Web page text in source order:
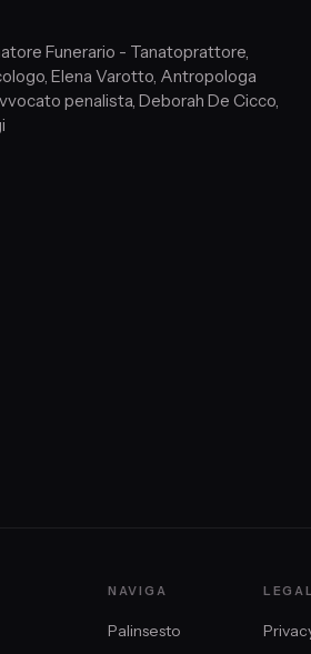
Funerario - Tanatoprattore,
Elena Varotto, Antropologa
penalista, Deborah De Cicco,
NAVIGA
Palinsesto